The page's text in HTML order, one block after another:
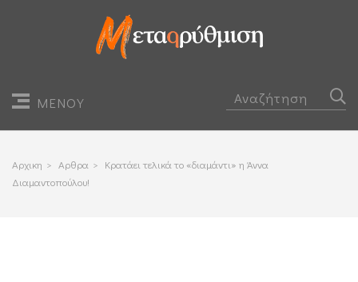
ΜΕΝΟΥ
Αρχικη > Αρθρα > Κρατάει τελικά το «διαμάντι» η Άννα
Διαμαντοπούλου!